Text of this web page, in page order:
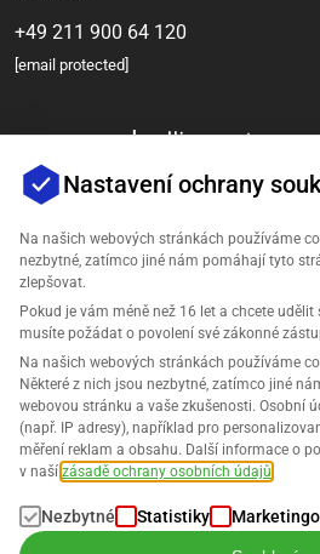
+49 211 900 64 120
[email protected]
Společnost
Podpora
Řešení pro Amazon
Čeština
Nastavení ochrany
Na našich webových stránkách používáme
nezbytné, zatímco jiné nám pomáhají tyto
zlepšovat.
Pokud je vám méně než 16 let a chcete
musíte požádat o povolení své zákonné
Na našich webových stránkách používáme
Některé z nich jsou nezbytné, zatímco jiné
webovou stránku a vaše zkušenosti. Osobní
(např. IP adresy), například pro
měření reklam a obsahu. Další informace o
v naší zásadě ochrany osobních údajů
Nezbytné Statistiky